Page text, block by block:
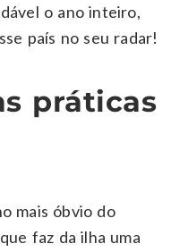
o ano inteiro,
país no seu radar!
práticas
mais óbvio do
faz da ilha uma